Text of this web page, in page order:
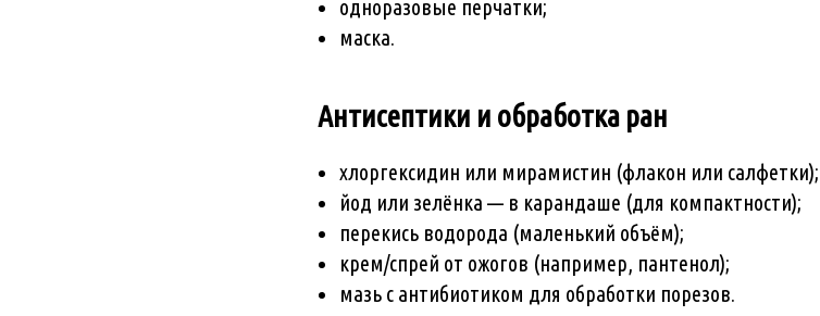
одноразовые перчатки;
маска.
Антисептики и обработка ран
хлоргексидин или мирамистин (флакон или салфетки);
йод или зелёнка — в карандаше (для компактности);
перекись водорода (маленький объём);
крем/спрей от ожогов (например, пантенол);
мазь с антибиотиком для обработки порезов.